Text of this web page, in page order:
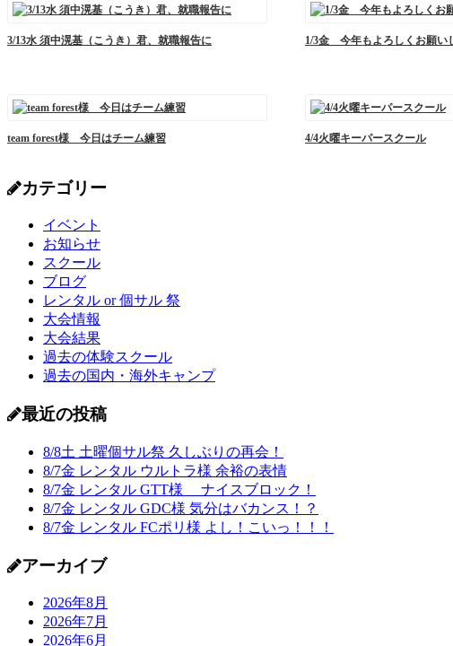
3/13水 須中滉基（こうき）君、就職報告に
1/3金 今年もよろしくお願い
team forest様 今日はチーム練習 4/4火曜キーパースクール
カテゴリー
イベント
お知らせ
スクール
ブログ
レンタル or 個サル 祭
大会情報
大会結果
過去の体験スクール
過去の国内・海外キャンプ
最近の投稿
8/8土 土曜個サル祭 久しぶりの再会！
8/7金 レンタル ウルトラ様 余裕の表情
8/7金 レンタル GTT様 ナイスブロック！
8/7金 レンタル GDC様 気分はバカンス！？
8/7金 レンタル FCポリ様 よし！こいっ！！！
アーカイブ
2026年8月
2026年7月
2026年6月